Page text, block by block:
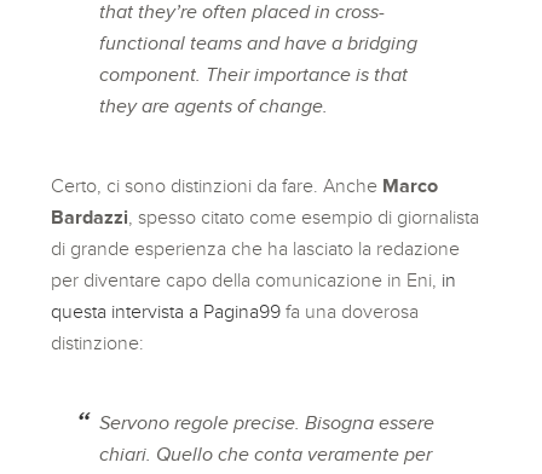
that they’re often placed in cross-
functional teams and have a bridging
component. Their importance is that
they are agents of change.
Certo, ci sono distinzioni da fare. Anche Marco
Bardazzi , spesso citato come esempio di giornalista
di grande esperienza che ha lasciato la redazione
per diventare capo della comunicazione in Eni, in
questa intervista a Pagina99 fa una doverosa
distinzione:
Servono regole precise. Bisogna essere
chiari. Quello che conta veramente per